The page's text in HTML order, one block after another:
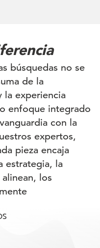
búsquedas no se
de la
la experiencia
enfoque integrado
con la
expertos,
pieza encaja
estrategia, la
los